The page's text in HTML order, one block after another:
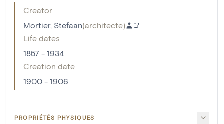
Creator
Mortier, Stefaan(architecte)
Life dates
1857 - 1934
Creation date
1900 - 1906
PROPRIÉTÉS PHYSIQUES